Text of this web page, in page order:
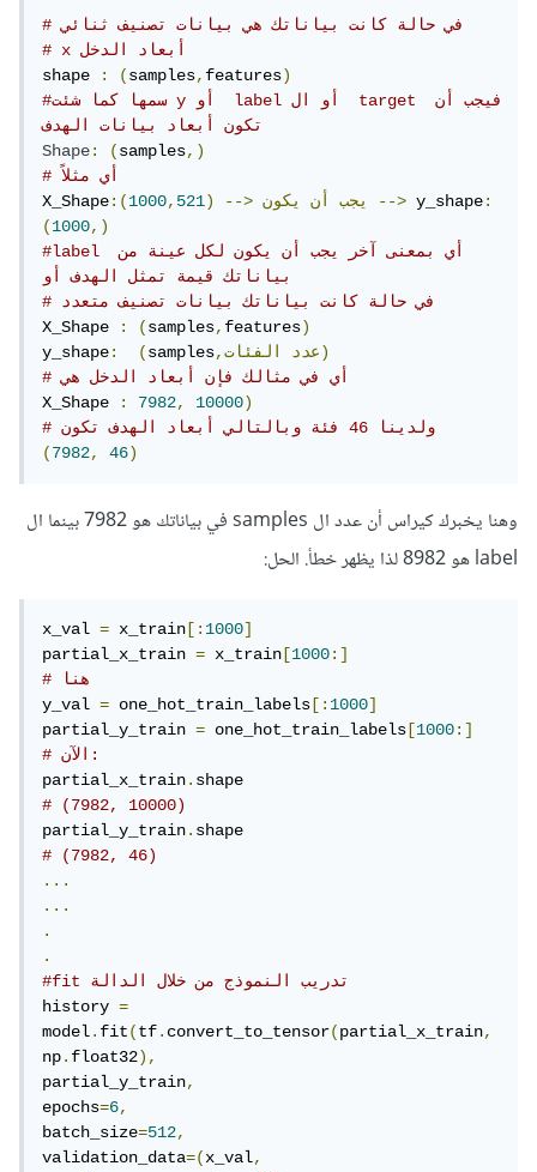
# في حالة كانت بياناتك هي بيانات تصنيف ثنائي
shape : (samples,features)
#سمها كما شئت y أو  label أو ال  target فيجب أن
Shape: (samples,)
# أي مثلاً
X_Shape:(1000,521) --> يجب أن يكون --> y_shape:
(1000,)
#label أي بمعنى آخر يجب أن يكون لكل عينة من
# في حالة كانت بياناتك بيانات تصنيف متعدد
X_Shape : (samples,features)
y_shape: (samples ,عددالفئات)
# أي في مثالك فإن أبعاد الدخل هي
X_Shape : 7982, 10000)
# ولدينا 46 فئة وبالتالي أبعاد الهدف تكون
(7982, 46)
وهنا يخبرك كيراس أن عدد ال samples في بياناتك هو 7982 بينما ال
label هو 8982 لذا يظهر خطأ. الحل:
x_val = x_train [:1000]
partial_x_train = x_train [1000:]
# هنا
y_val = one_hot_train_labels [:1000]
partial_y_train = one_hot_train_labels [1000:]
# الآن:
partial_x_train.
# (7982, 10000)
partial_y_train.
# (7982, 46)
...
...
.
.
history =
model.fit(tf.convert_to_tensor(partial_x_train,
np.float32),
partial_y_train,
epochs=6,
batch_size=512,
validation_data=(x_val,